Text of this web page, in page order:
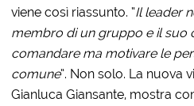
viene così riassunto. “Il leader
membro di un gruppo e il suo
comandare ma motivare le
comune”. Non solo. La nuova
Gianluca Giansante, mostra